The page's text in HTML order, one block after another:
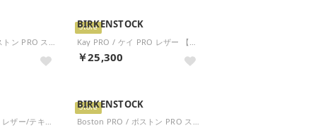
Store
BIRKENSTOCK
￥25,300
Boston / ボストン レザー/テキスタイル/フェルト 【レギュラー幅】 UNISEX （ライトグレイ）
Store
BIRKENSTOCK
Boston PRO / ボストン PRO スムースレザー 【レギュラー幅】 UNISEX （ホワイト）